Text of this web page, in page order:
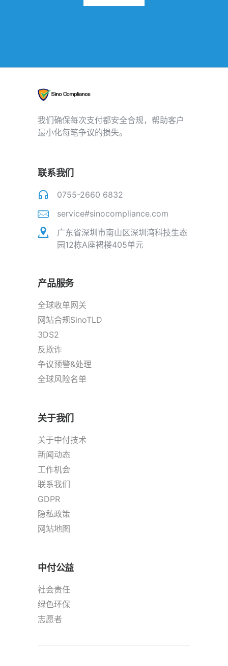
我们确保每次支付都安全合规，帮助客户
最小化每笔争议的损失。
联系我们
0755-2660 6832
service#sinocompliance.com
广东省深圳市南山区深圳湾科技生态
园12栋A座裙楼405单元
产品服务
全球收单网关
网站合规SinoTLD
3DS2
反欺诈
争议预警&处理
全球风险名单
关于我们
关于中付技术
新闻动态
工作机会
联系我们
GDPR
隐私政策
网站地图
中付公益
社会责任
绿色环保
志愿者